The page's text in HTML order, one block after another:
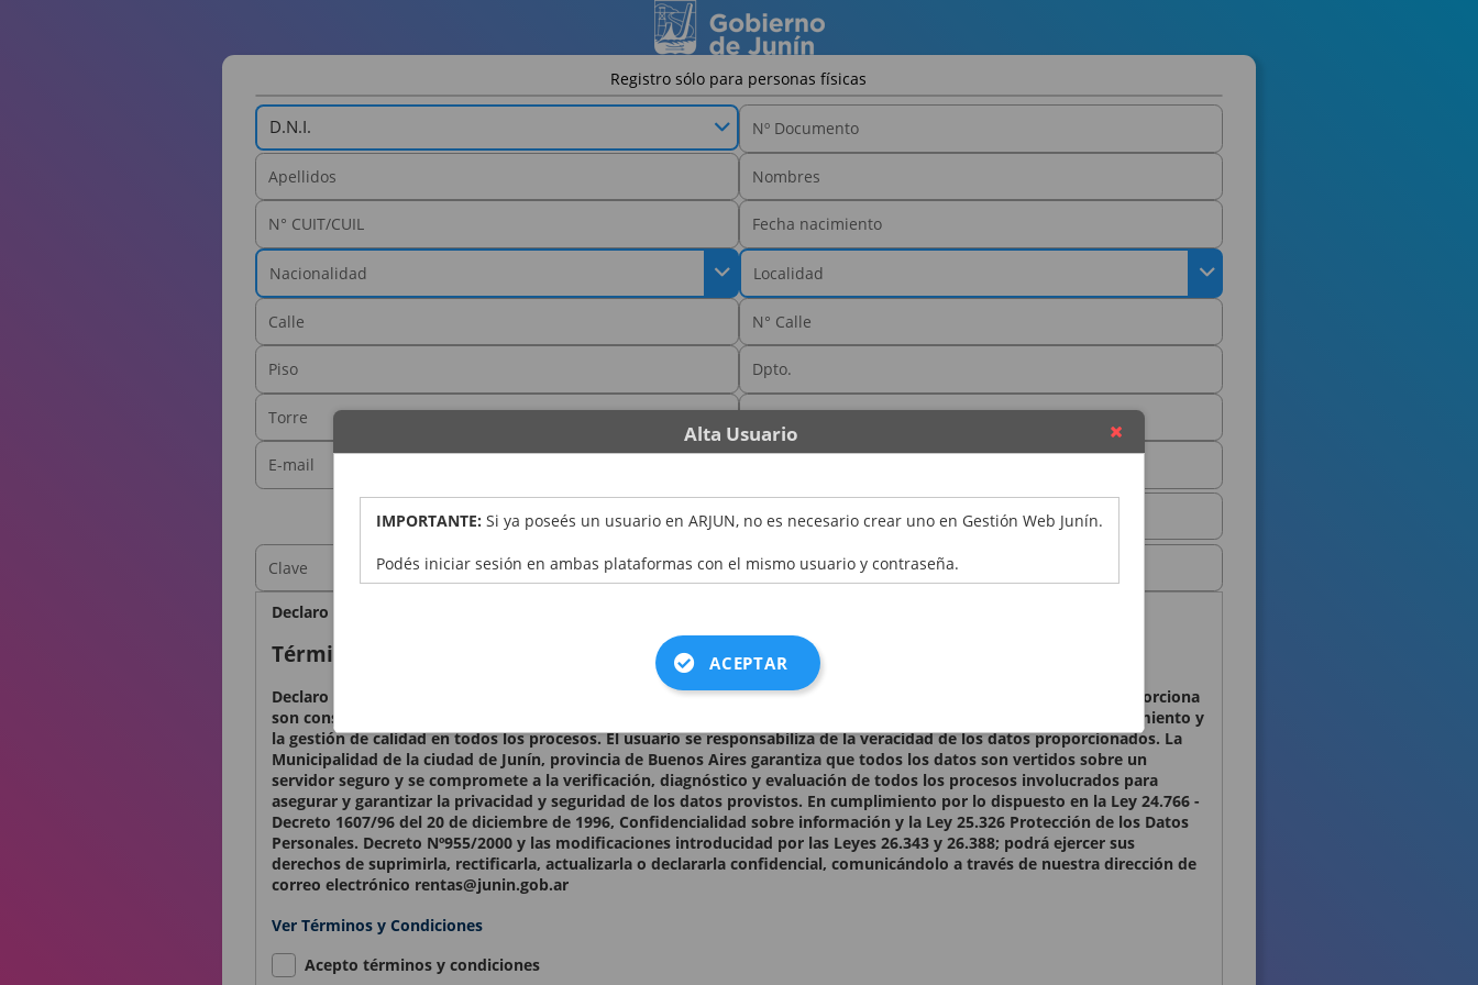
Registro sólo para personas físicas
D.N.I.
OBTENER CÓDIGO
Declaro bajo juramento que los datos consignados en el presente formulario son auténticos.
Términos y condiciones
Declaro conocer y aceptar lo establecido en la presente Declaración Jurada. Los datos personales que Ud. nos proporciona
son considerados confidenciales y serán incorporados a la base de datos del Municipio para posibilitar el mantenimiento y
la gestión de calidad en todos los procesos. El usuario se responsabiliza de la veracidad de los datos proporcionados. La
Municipalidad de la ciudad de Junín, provincia de Buenos Aires garantiza que todos los datos son vertidos sobre un
servidor seguro y se compromete a la verificación, diagnóstico y evaluación de todos los procesos involucrados para
asegurar y garantizar la privacidad y seguridad de los datos provistos. En cumplimiento por lo dispuesto en la Ley 24.766 -
Decreto 1607/96 del 20 de diciembre de 1996, Confidencialidad sobre información y la Ley 25.326 Protección de los Datos
Personales. Decreto Nº955/2000 y las modificaciones introducidad por las Leyes 26.343 y 26.388; podrá ejercer sus
derechos de suprimirla, rectificarla, actualizarla o declararla confidencial, comunicándolo a través de nuestra dirección de
correo electrónico rentas@junin.gob.ar
Ver Términos y Condiciones
Acepto términos y condiciones
Alta Usuario
IMPORTANTE: Si ya poseés un usuario en ARJUN, no es necesario crear uno en Gestión Web Junín.
Podés iniciar sesión en ambas plataformas con el mismo usuario y contraseña.
ACEPTAR